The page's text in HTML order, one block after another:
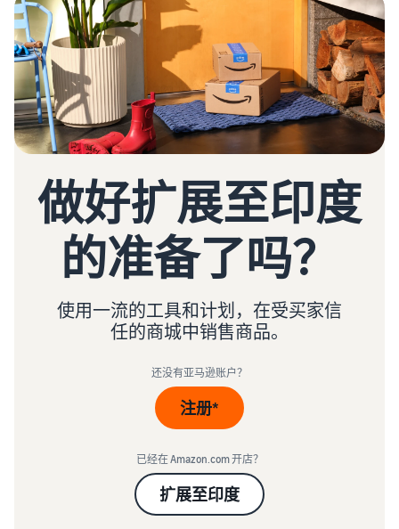
做好扩展至印度
的准备了吗？
使用一流的工具和计划，在受买家信
任的商城中销售商品。
还没有亚马逊账户？
注册*
已经在 Amazon.com 开店？
扩展至印度